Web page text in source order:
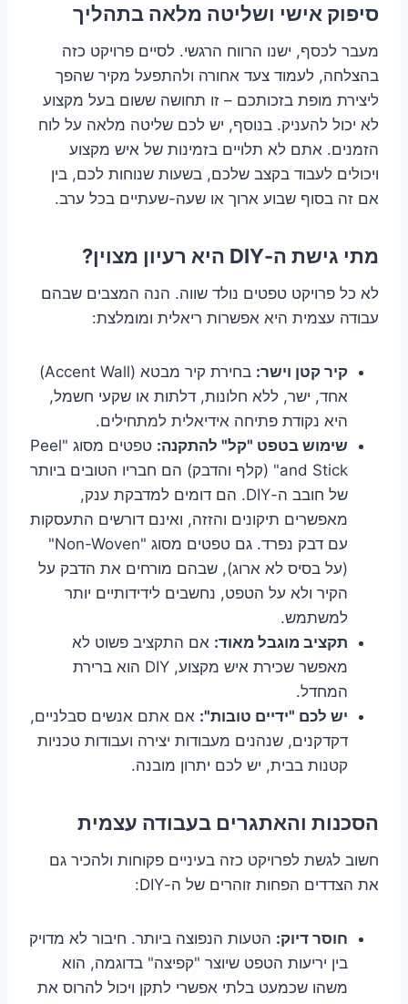
סיפוק אישי ושליטה מלאה בתהליך
מעבר לכסף, ישנו הרווח הרגשי. לסיים פרויקט כזה
בהצלחה, לעמוד צעד אחורה ולהתפעל מקיר שהפך
ליצירת מופת בזכותכם – זו תחושה ששום בעל מקצוע
לא יכול להעניק. בנוסף, יש לכם שליטה מלאה על לוח
הזמנים. אתם לא תלויים בזמינות של איש מקצוע
ויכולים לעבוד בקצב שלכם, בשעות שנוחות לכם, בין
אם זה בסוף שבוע ארוך או שעה-שעתיים בכל ערב.
מתי גישת ה-DIY היא רעיון מצוין?
לא כל פרויקט טפטים נולד שווה. הנה המצבים שבהם
עבודה עצמית היא אפשרות ריאלית ומומלצת:
קיר קטן וישר:
בחירת קיר מבטא (Accent Wall)
אחד, ישר, ללא חלונות, דלתות או שקעי חשמל,
היא נקודת פתיחה אידיאלית למתחילים.
שימוש בטפט "קל" להתקנה:
טפטים מסוג "Peel
and Stick" (קלף והדבק) הם חבריו הטובים ביותר
של חובב ה-DIY. הם דומים למדבקת ענק,
מאפשרים תיקונים והזזה, ואינם דורשים התעסקות
עם דבק נפרד. גם טפטים מסוג "Non-Woven"
(על בסיס לא ארוג), שבהם מורחים את הדבק על
הקיר ולא על הטפט, נחשבים לידידותיים יותר
למשתמש.
תקציב מוגבל מאוד: אם התקציב פשוט לא
מאפשר שכירת איש מקצוע, DIY הוא ברירת
המחדל.
יש לכם "ידיים טובות": אם אתם אנשים סבלניים,
דקדקנים, שנהנים מעבודות יצירה ועבודות טכניות
קטנות בבית, יש לכם יתרון מובנה.
הסכנות והאתגרים בעבודה עצמית
חשוב לגשת לפרויקט כזה בעיניים פקוחות ולהכיר גם
את הצדדים הפחות זוהרים של ה-DIY:
חוסר דיוק: הטעות הנפוצה ביותר. חיבור לא מדויק
בין יריעות הטפט שיוצר "קפיצה" בדוגמה, הוא
משהו שכמעט בלתי אפשרי לתקן ויכול להרוס את